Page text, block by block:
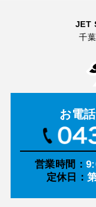
JET
千
お電
営業時間：
定休日：